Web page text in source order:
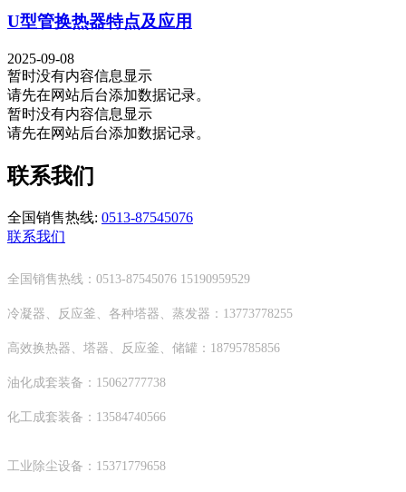
U型管换热器特点及应用
2025-09-08
暂时没有内容信息显示
请先在网站后台添加数据记录。
暂时没有内容信息显示
请先在网站后台添加数据记录。
联系我们
全国销售热线: 0513-87545076
联系我们
全国销售热线：0513-87545076 15190959529
冷凝器、反应釜、各种塔器、蒸发器：13773778255
高效换热器、塔器、反应釜、储罐：18795785856
油化成套装备：15062777738
化工成套装备：13584740566
工业除尘设备：15371779658